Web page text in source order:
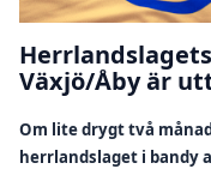
Växjö/Åby är
Om lite drygt två
herrlandslaget i bandy